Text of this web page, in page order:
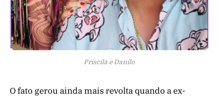
Priscila e Danilo
O fato gerou ainda mais revolta quando a ex-